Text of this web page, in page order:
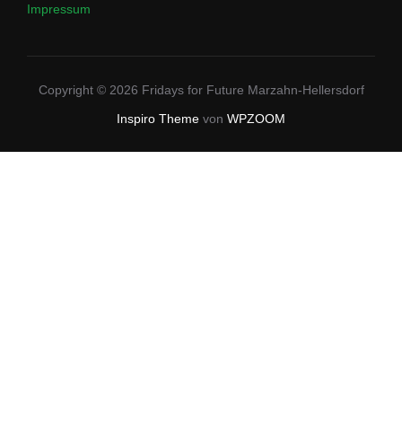
Impressum
Copyright © 2026 Fridays for Future Marzahn-Hellersdorf
Inspiro Theme von WPZOOM